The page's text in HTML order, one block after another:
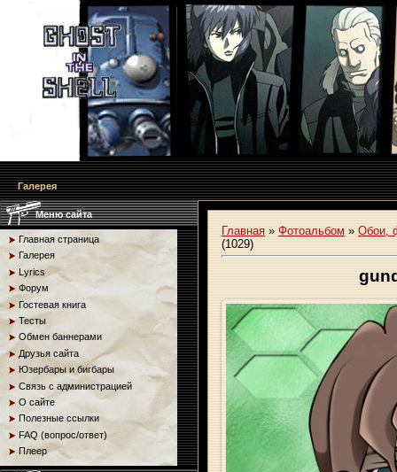
Галерея
Меню сайта
Главная страница
Галерея
Lyrics
Форум
Гостевая книга
Тесты
Обмен баннерами
Друзья сайта
Юзербары и бигбары
Связь с администрацией
О сайте
Полезные ссылки
FAQ (вопрос/ответ)
Плеер
Главная » Фотоальбом » Обои,
(1029)